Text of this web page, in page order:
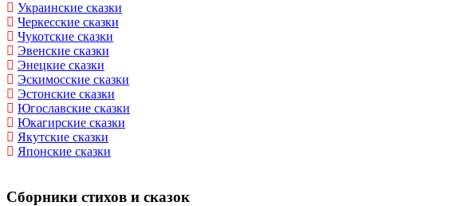
Украинские сказки
Черкесские сказки
Чукотские сказки
Эвенские сказки
Энецкие сказки
Эскимосские сказки
Эстонские сказки
Югославские сказки
Юкагирские сказки
Якутские сказки
Японские сказки
Сборники стихов и сказок